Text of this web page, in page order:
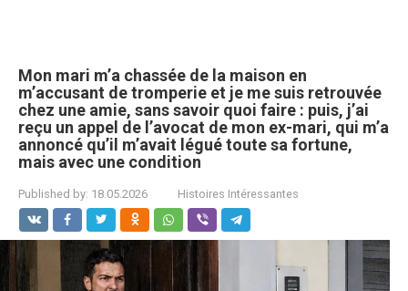
Mon mari m’a chassée de la maison en
m’accusant de tromperie et je me suis retrouvée
chez une amie, sans savoir quoi faire : puis, j’ai
reçu un appel de l’avocat de mon ex-mari, qui m’a
annoncé qu’il m’avait légué toute sa fortune,
mais avec une condition
Published by: 18.05.2026 Histoires Intéressantes